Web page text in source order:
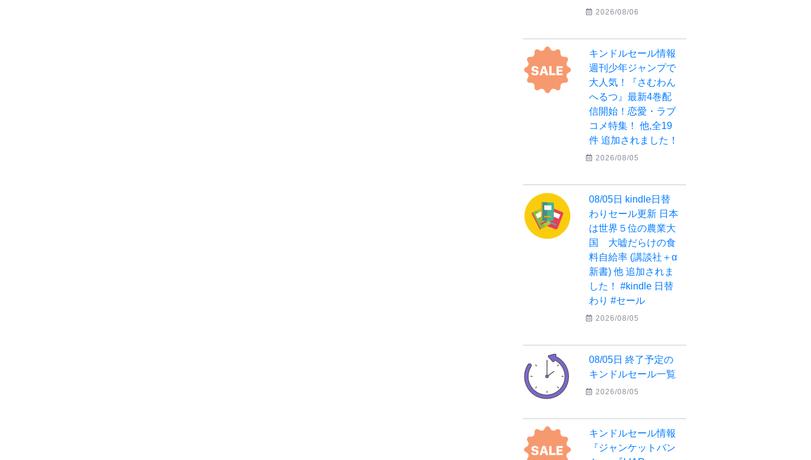
2026/08/06
キンドルセール情報
週刊少年ジャンプで
大人気！『さむわん
へるつ』最新4巻配
信開始！恋愛・ラブ
コメ特集！ 他,全19
件 追加されました！
2026/08/05
08/05日 kindle日替
わりセール更新 日本
は世界５位の農業大
国 大嘘だらけの食
料自給率 (講談社＋α
新書) 他 追加されま
した！ #kindle 日替
わり #セール
2026/08/05
08/05日 終了予定の
キンドルセール一覧
2026/08/05
キンドルセール情報
『ジャンケットバン